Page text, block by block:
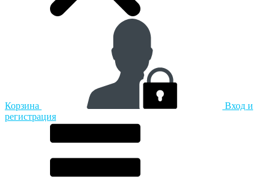
Корзина
Вход и
регистрация